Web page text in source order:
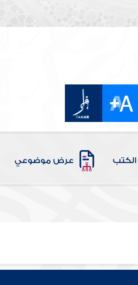
الكتب عرض موضوعي